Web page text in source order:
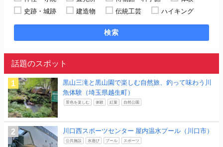
史跡・城跡
建造物 伝統工芸 ハイキング
検索
話題のスポット
黒山三滝と黒山園で楽しむ自然旅、釣って味わう川
魚体験（埼玉県越生町）
景色を楽しむ 体験 紅葉 自然公園
川口西スポーツセンター 屋内温水プール（川口市）
公共施設 水遊び プール スポーツ